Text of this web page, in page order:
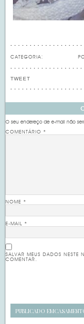
CATEGORIA:
TWEET
O seu endereço de e-mail não
COMENTÁRIO*
NOME*
E-MAIL*
SALVAR MEUS DADOS NESTE
COMENTAR.
PUBLICADO EM